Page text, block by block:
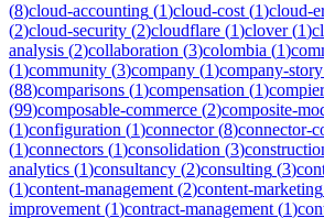
(8)cloud-accounting (1)cloud-cost (1)cloud-
(2)cloud-security (2)cloudflare (1)clover(1)
analysis (2)collaboration (3)colombia (1)
(1)community (3)company (1)company-story
(88)comparisons (1)compensation (1)
(99)composable-commerce (2)composite-
(1)configuration (1)connector(8)connector-
(1)connectors (1)consolidation (3)
analytics (1)consultancy (2)consulting (3)
(1)content-management (2)content-marketing
improvement (1)contract-management (1)